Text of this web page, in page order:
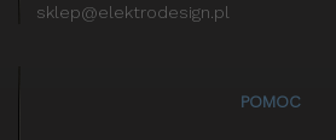
sklep@elektrodesign.pl
POMOC